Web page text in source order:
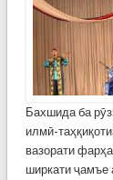
Бахшида ба
илмӣ-
вазорати
ширкати ҷамъе